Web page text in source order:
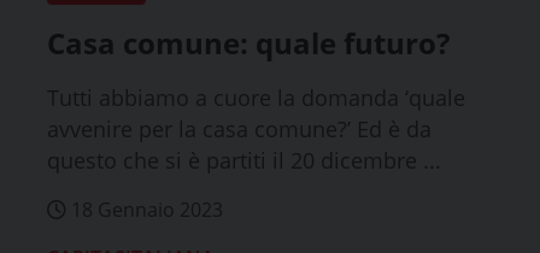
Casa comune: quale futuro?
Tutti abbiamo a cuore la domanda ‘quale
avvenire per la casa comune?’ Ed è da
questo che si è partiti il 20 dicembre ...
18 Gennaio 2023